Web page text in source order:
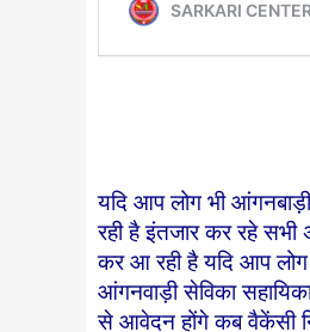
यदि आप लोग भी
रही है इंतजार कर रहे सभी
कर आ रही है यदि आप
आंगनवाड़ी सेविका
से आवेदन होंगे कब वैकेंसी